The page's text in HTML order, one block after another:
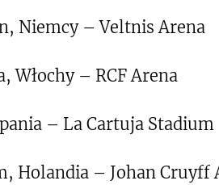
Niemcy – Veltnis Arena
Włochy – RCF Arena
– La Cartuja Stadium
Holandia – Johan Cruyff